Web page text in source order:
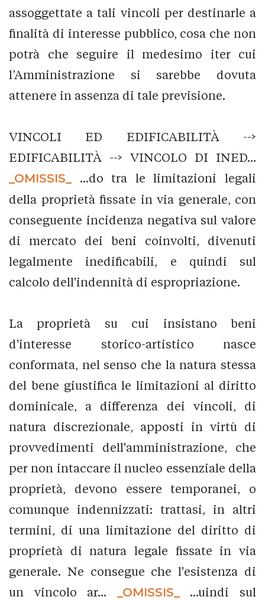
assoggettate a tali vincoli per destinarle a
finalità di interesse pubblico, cosa che non
potrà che seguire il medesimo iter cui
l’Amministrazione si sarebbe dovuta
attenere in assenza di tale previsione.
VINCOLI ED EDIFICABILITÀ -->
EDIFICABILITÀ --> VINCOLO DI INED...
_OMISSIS_
...do tra le limitazioni legali
della proprietà fissate in via generale, con
conseguente incidenza negativa sul valore
di mercato dei beni coinvolti, divenuti
legalmente inedificabili, e quindi sul
calcolo dell'indennità di espropriazione.
La proprietà su cui insistano beni
d'interesse storico-artistico nasce
conformata, nel senso che la natura stessa
del bene giustifica le limitazioni al diritto
dominicale, a differenza dei vincoli, di
natura discrezionale, apposti in virtù di
provvedimenti dell'amministrazione, che
per non intaccare il nucleo essenziale della
proprietà, devono essere temporanei, o
comunque indennizzati: trattasi, in altri
termini, di una limitazione del diritto di
proprietà di natura legale fissate in via
generale. Ne consegue che l'esistenza di
un vincolo ar...
_OMISSIS_
...uindi sul